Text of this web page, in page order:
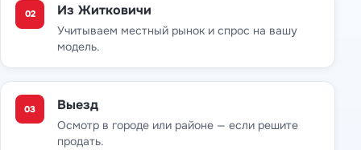
02 Из Житковичи
Учитываем местный рынок и спрос на вашу
модель.
03 Выезд
Осмотр в городе или районе — если решите
продать.